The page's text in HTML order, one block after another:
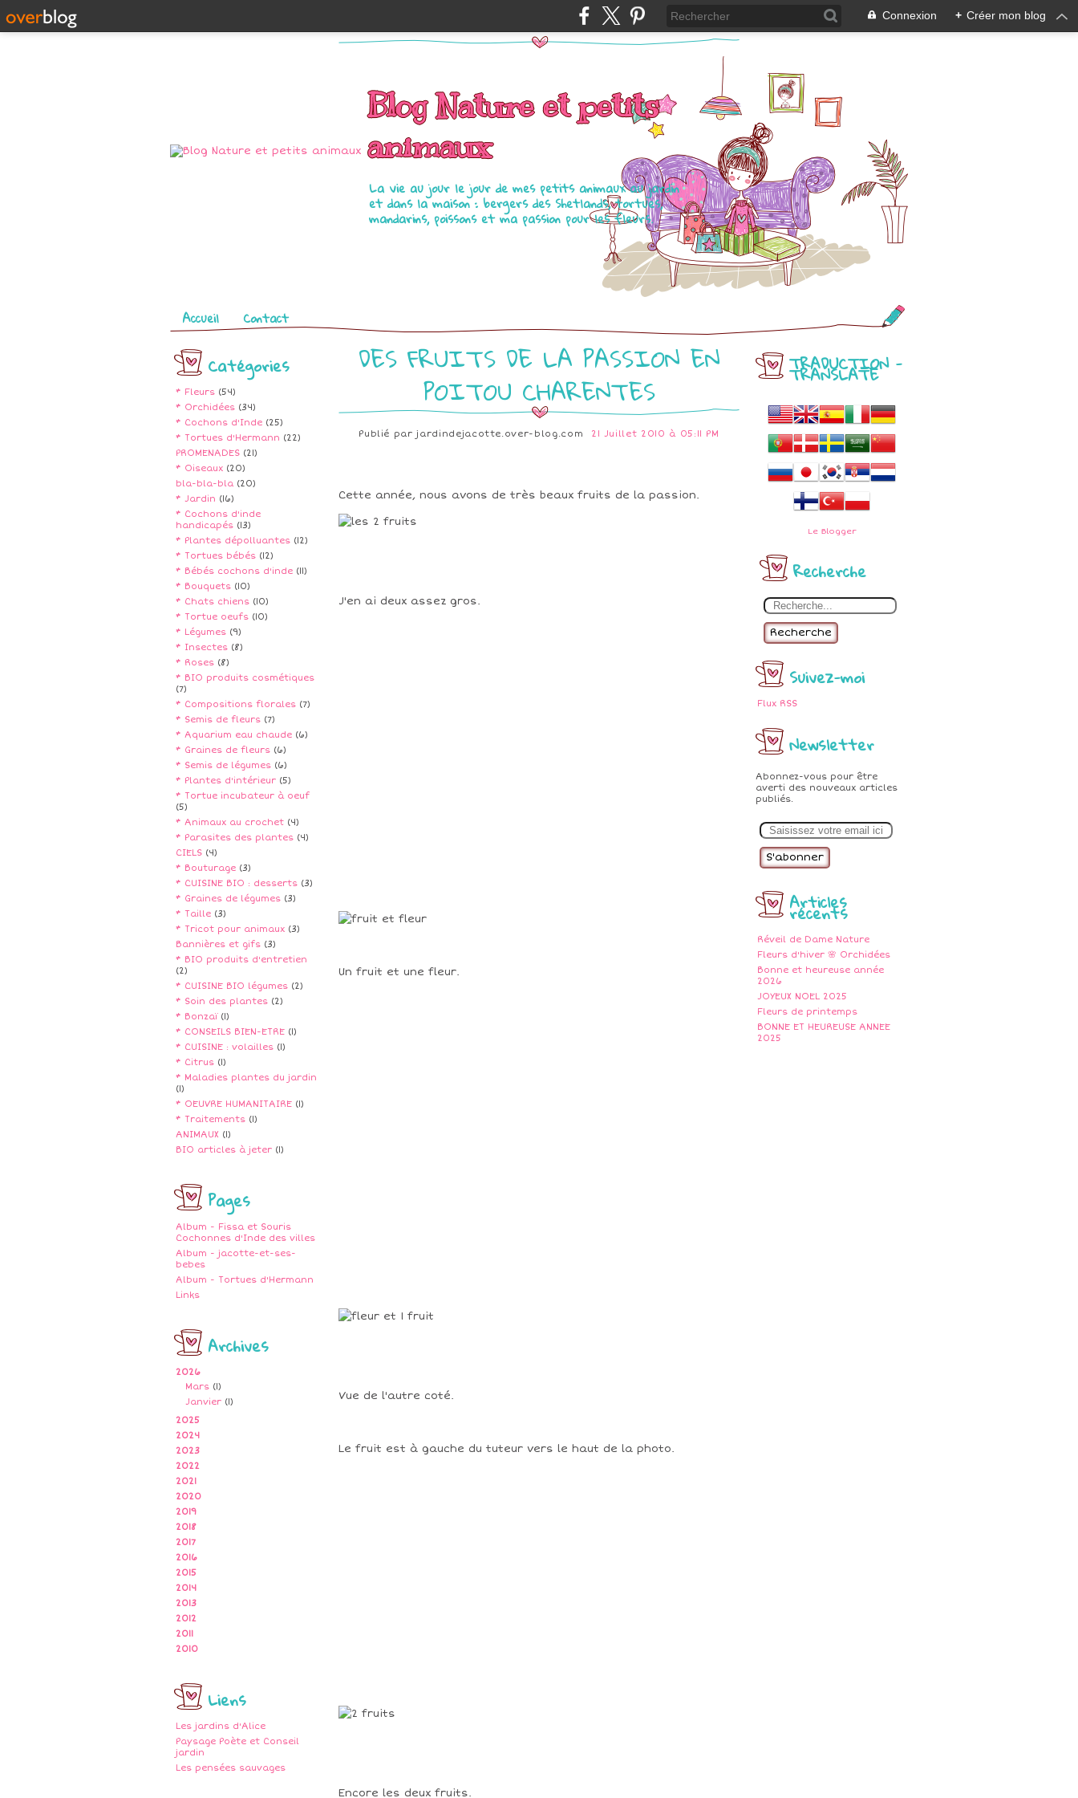
Connexion + Créer mon blog
Blog Nature et petits
animaux
La vie au jour le jour de mes petits animaux au jardin
et dans la maison : bergers des Shetlands, tortues,
mandarins, poissons et ma passion pour les fleurs.
Pages
Accueil Contact
Catégories
* Fleurs (54)
* Orchidées (34)
* Cochons d'Inde (25)
* Tortues d'Hermann (22)
PROMENADES (21)
* Oiseaux (20)
bla-bla-bla (20)
* Jardin (16)
* Cochons d'inde
handicapés (13)
* Plantes dépolluantes (12)
* Tortues bébés (12)
* Bébés cochons d'inde (11)
* Bouquets (10)
* Chats chiens (10)
* Tortue oeufs (10)
* Légumes (9)
* Insectes (8)
* Roses (8)
* BIO produits cosmétiques
(7)
* Compositions florales (7)
* Semis de fleurs (7)
* Aquarium eau chaude (6)
* Graines de fleurs (6)
* Semis de légumes (6)
* Plantes d'intérieur (5)
* Tortue incubateur à oeuf
(5)
* Animaux au crochet (4)
* Parasites des plantes (4)
CIELS (4)
* Bouturage (3)
* CUISINE BIO : desserts (3)
* Graines de légumes (3)
* Taille (3)
* Tricot pour animaux (3)
Bannières et gifs (3)
* BIO produits d'entretien
(2)
* CUISINE BIO légumes (2)
* Soin des plantes (2)
* Bonzaï (1)
* CONSEILS BIEN-ETRE (1)
* CUISINE : volailles (1)
* Citrus (1)
* Maladies plantes du jardin
(1)
* OEUVRE HUMANITAIRE (1)
* Traitements (1)
ANIMAUX (1)
BIO articles à jeter (1)
Pages
Album - Fissa et Souris
Cochonnes d'Inde des villes
Album - jacotte-et-ses-
bebes
Album - Tortues d'Hermann
Links
Archives
2026
Mars (1)
Janvier (1)
2025
2024
2023
2022
2021
2020
2019
2018
2017
2016
2015
2014
2013
2012
2011
2010
Liens
Les jardins d'Alice
Paysage Poète et Conseil
jardin
Les pensées sauvages
TRADUCTION -
TRANSLATE
Le Blogger
Recherche
Recherche
Suivez-moi
Flux RSS
Newsletter
Abonnez-vous pour être
averti des nouveaux articles
publiés.
m
Articles
récents
Réveil de Dame Nature
Fleurs d'hiver 🌸 Orchidées
Bonne et heureuse année
2026
JOYEUX NOEL 2025
Fleurs de printemps
BONNE ET HEUREUSE ANNEE
2025
DES FRUITS DE LA PASSION EN
POITOU CHARENTES
Publié parjardindejacotte.over-blog.com 21 Juillet 2010 à 05:11 PM
Cette année, nous avons de très beaux fruits de la passion.
J'en ai deux assez gros.
Un fruit et une fleur.
Vue de l'autre coté.
Le fruit est à gauche du tuteur vers le haut de la photo.
Encore les deux fruits.